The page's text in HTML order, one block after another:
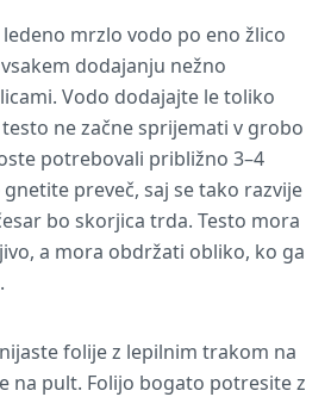
mrzlo vodo po eno žlico
dodajanju nežno
Vodo dodajajte le toliko
ne začne sprijemati v grobo
potrebovali približno 3–4
gnetite preveč, saj se tako razvije
bo skorjica trda. Testo mora
a mora obdržati obliko, ko ga
folije z lepilnim trakom na
na pult. Folijo bogato potresite z